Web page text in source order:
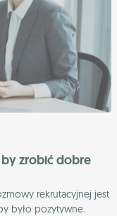
by zrobić dobre
rekrutacyjnej jest
było pozytywne.